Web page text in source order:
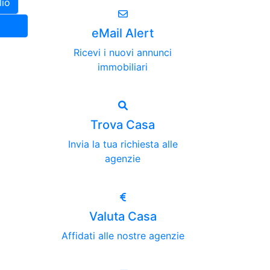
eMail Alert
Ricevi i nuovi annunci
immobiliari
Trova Casa
Invia la tua richiesta alle
agenzie
Valuta Casa
Affidati alle nostre agenzie